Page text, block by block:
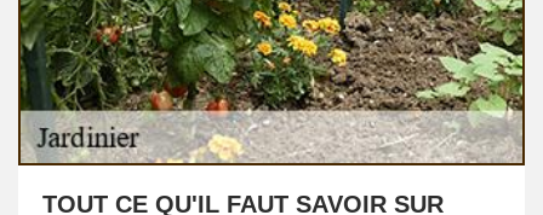
TOUT CE QU'IL FAUT SAVOIR SUR